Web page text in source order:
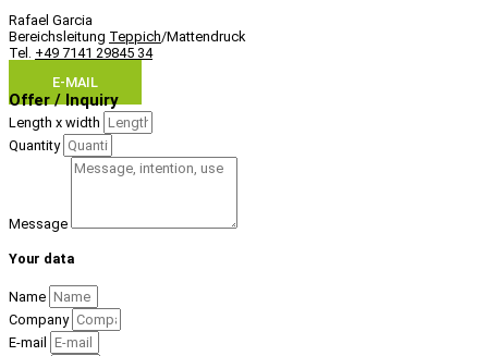
Rafael Garcia
Bereichsleitung Teppich/Mattendruck
Tel. +49 7141 29845 34
E-MAIL
Offer / Inquiry
Length x width
Quantity
Message
Your data
Name
Company
E-mail